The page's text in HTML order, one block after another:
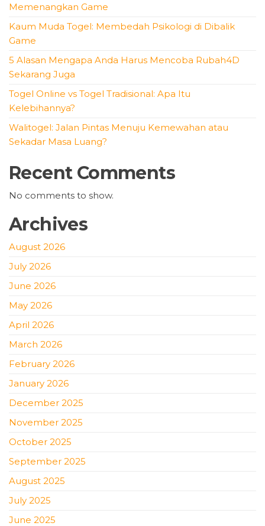
Memenangkan Game
Kaum Muda Togel: Membedah Psikologi di Dibalik
Game
5 Alasan Mengapa Anda Harus Mencoba Rubah4D
Sekarang Juga
Togel Online vs Togel Tradisional: Apa Itu
Kelebihannya?
Walitogel: Jalan Pintas Menuju Kemewahan atau
Sekadar Masa Luang?
Recent Comments
No comments to show.
Archives
August 2026
July 2026
June 2026
May 2026
April 2026
March 2026
February 2026
January 2026
December 2025
November 2025
October 2025
September 2025
August 2025
July 2025
June 2025